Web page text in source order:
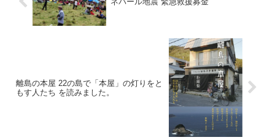
離島の本屋 22の島で「本屋」の灯りをと
もす人たち を読みました。